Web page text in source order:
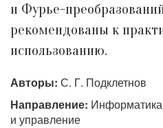
и Фурье-
рекомендованы к
использованию.
Авторы: С. Г. Подклетнов
Направление:
и управление